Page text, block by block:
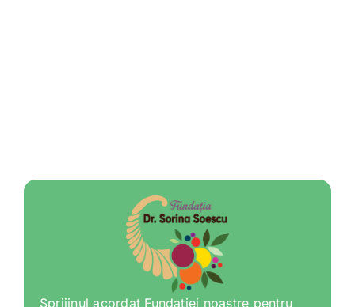
Sprijinul acordat Fundației noastre pentru